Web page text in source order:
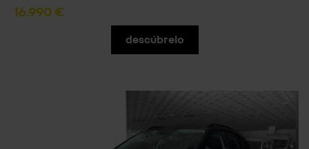
16.990 €
descúbrelo